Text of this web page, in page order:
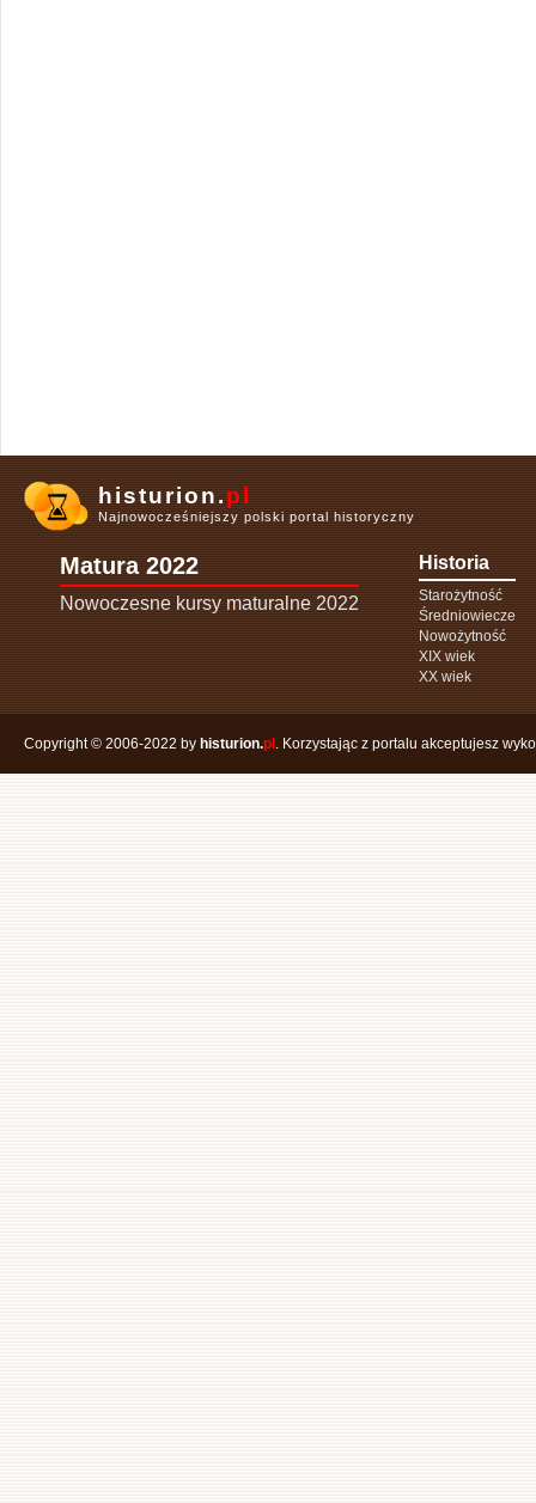
histurion.pl
Najnowocześniejszy polski portal historyczny
Matura 2022
Nowoczesne kursy maturalne 2022
Historia
Starożytność
Średniowiecze
Nowożytność
XIX wiek
XX wiek
Copyright © 2006-2022 by histurion.pl . Korzystając z portalu akceptujesz